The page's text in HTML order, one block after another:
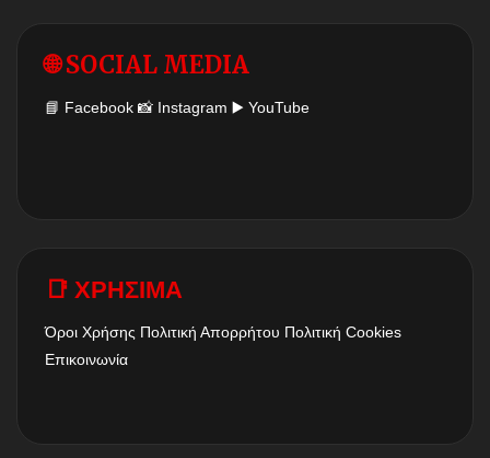
🌐 SOCIAL MEDIA
📘 Facebook 📸 Instagram ▶️ YouTube
📑 ΧΡΗΣΙΜΑ
Όροι Χρήσης Πολιτική Απορρήτου Πολιτική Cookies
Επικοινωνία